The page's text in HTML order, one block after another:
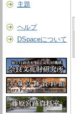
主題
ヘルプ
DSpaceについて